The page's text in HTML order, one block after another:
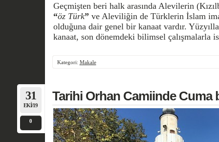
Geçmişten beri halk arasında Alevilerin
“öz Türk”ve Aleviliğin de Türklerin İslam
olduğuna dair genel bir kanaat vardır.
kanaat, son dönemdeki bilimsel çalışmalarla
Kategori: Makale
31
EKI/19
0
Tarihi Orhan Camiinde Cuma